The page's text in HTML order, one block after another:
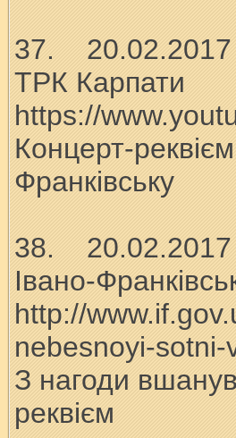
37. 20.02.2017
ТРК Карпати
https://
Концерт-
Франківську
38. 20.02.2017
Івано-
http://
nebesnoyi-
З нагоди
реквієм